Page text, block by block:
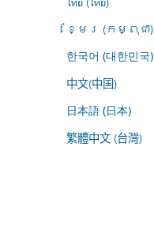
ខ្មែរ (កម្ពុជា)
한국어 (대한민국)
中文(中国)
日本語 (日本)
繁體中文 (台灣)